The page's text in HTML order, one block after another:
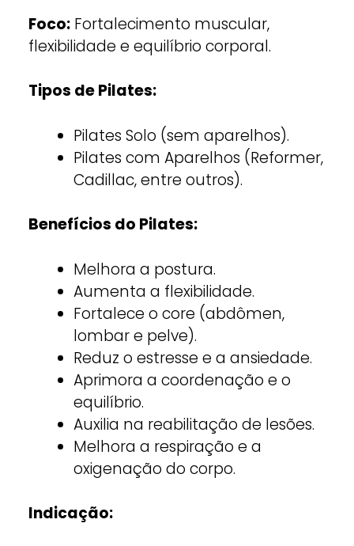
Foco:Fortalecimento muscular,
flexibilidade e equilíbrio corporal.
Tipos de Pilates:
Pilates Solo (sem aparelhos).
Pilates com Aparelhos (Reformer,
Cadillac, entre outros).
Benefícios do Pilates:
Melhora a postura.
Aumenta a flexibilidade.
Fortalece o core (abdômen,
lombar e pelve).
Reduz o estresse e a ansiedade.
Aprimora a coordenação e o
equilíbrio.
Auxilia na reabilitação de lesões.
Melhora a respiração e a
oxigenação do corpo.
Indicação: